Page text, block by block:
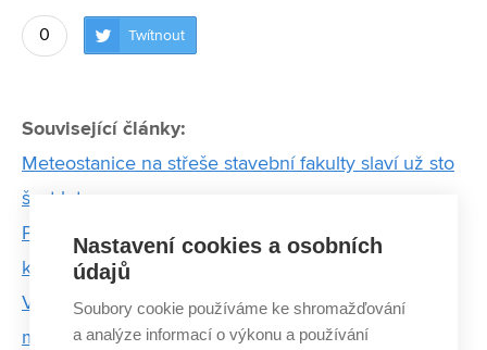
0 Twítnout
Související články:
Meteostanice na střeše stavební fakulty slaví už sto
šest let
Patentovaný systém z VUT na proplachování
kanalizace bude pomáhat v Evropě
V nemocnicích se mohou skrývat odolné
mikroorganismy. Zásadní vliv na bezpečnost
Nastavení cookies a osobních
údajů
Soubory cookie používáme ke shromažďování
a analýze informací o výkonu a používání